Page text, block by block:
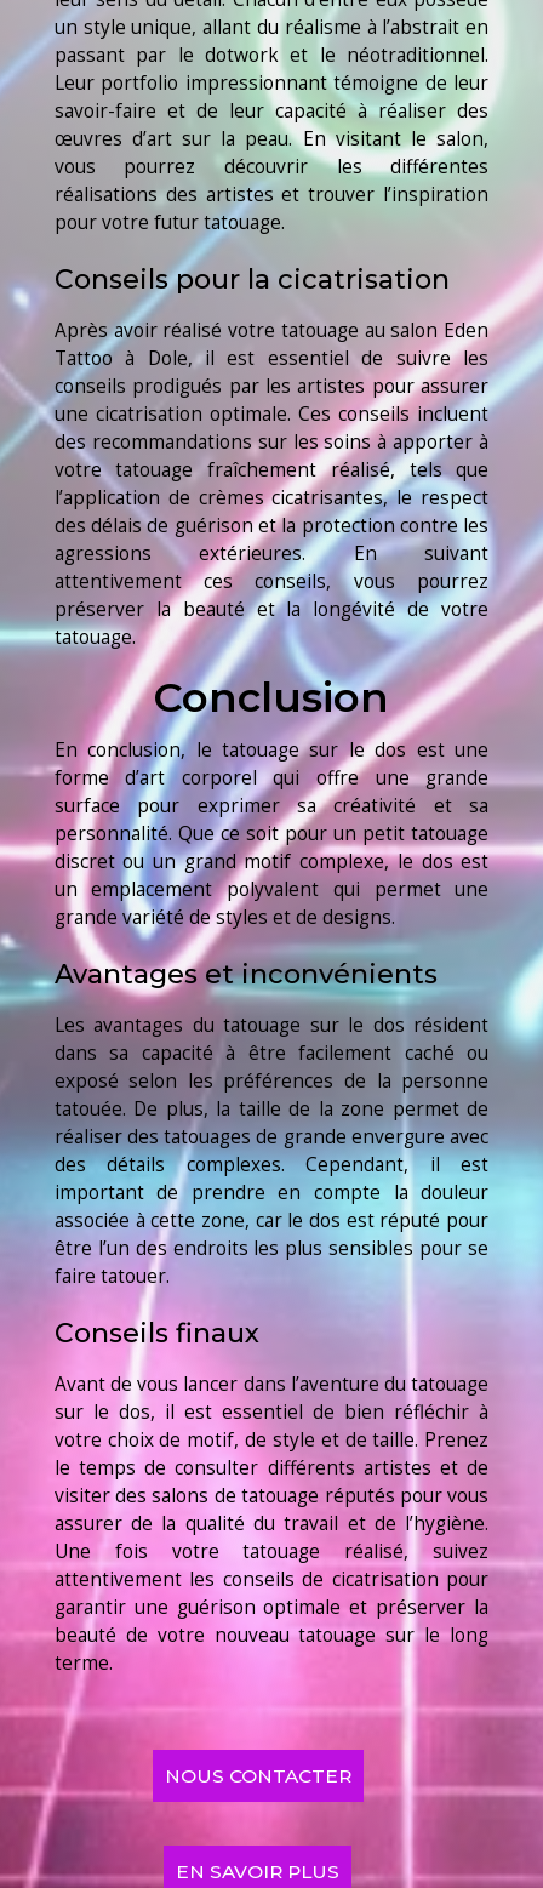
un style unique, allant du réalisme à l’abstrait en
passant par le dotwork et le néotraditionnel.
Leur portfolio impressionnant témoigne de leur
savoir-faire et de leur capacité à réaliser des
œuvres d’art sur la peau. En visitant le salon,
vous pourrez découvrir les différentes
réalisations des artistes et trouver l’inspiration
pour votre futur tatouage.
Conseils pour la cicatrisation
Après avoir réalisé votre tatouage au salon Eden
Tattoo à Dole, il est essentiel de suivre les
conseils prodigués par les artistes pour assurer
une cicatrisation optimale. Ces conseils incluent
des recommandations sur les soins à apporter à
votre tatouage fraîchement réalisé, tels que
l’application de crèmes cicatrisantes, le respect
des délais de guérison et la protection contre les
agressions extérieures. En suivant
attentivement ces conseils, vous pourrez
préserver la beauté et la longévité de votre
tatouage.
Conclusion
En conclusion, le tatouage sur le dos est une
forme d’art corporel qui offre une grande
surface pour exprimer sa créativité et sa
personnalité. Que ce soit pour un petit tatouage
discret ou un grand motif complexe, le dos est
un emplacement polyvalent qui permet une
grande variété de styles et de designs.
Avantages et inconvénients
Les avantages du tatouage sur le dos résident
dans sa capacité à être facilement caché ou
exposé selon les préférences de la personne
tatouée. De plus, la taille de la zone permet de
réaliser des tatouages de grande envergure avec
des détails complexes. Cependant, il est
important de prendre en compte la douleur
associée à cette zone, car le dos est réputé pour
être l’un des endroits les plus sensibles pour se
faire tatouer.
Conseils finaux
Avant de vous lancer dans l’aventure du tatouage
sur le dos, il est essentiel de bien réfléchir à
votre choix de motif, de style et de taille. Prenez
le temps de consulter différents artistes et de
visiter des salons de tatouage réputés pour vous
assurer de la qualité du travail et de l’hygiène.
Une fois votre tatouage réalisé, suivez
attentivement les conseils de cicatrisation pour
garantir une guérison optimale et préserver la
beauté de votre nouveau tatouage sur le long
terme.
NOUS CONTACTER
EN SAVOIR PLUS